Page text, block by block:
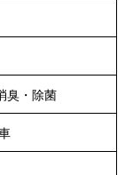
臭・除菌